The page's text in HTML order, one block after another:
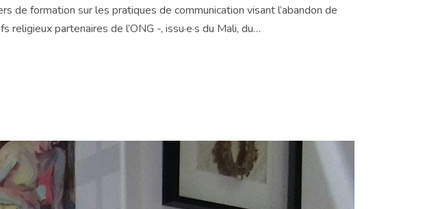
de formation sur les pratiques de communication visant l’abandon de
religieux partenaires de l’ONG -, issu·e·s du Mali, du…